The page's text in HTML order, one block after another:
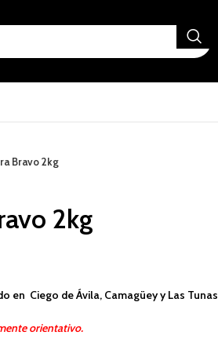
Bravo 2kg
2kg
en Ciego de Ávila, Camagüey y Las Tunas
orientativo.